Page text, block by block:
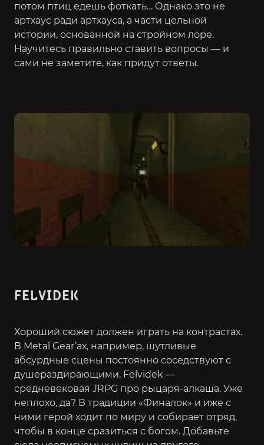
потом птиц едешь фоткать… Однако это не
артхаус ради артхауса, а части цельной
истории, основанной на стройном лоре.
Научитесь правильно ставить вопросы — и
сами не заметите, как придут ответы.
FELVIDEK
Хороший сюжет должен играть на контрастах.
В Metal Gear’ах, например, шутливые
абсурдные сцены постоянно соседствуют с
душераздирающими. Felvidek —
средневековая JRPG про рыцаря-алкаша. Уже
неплохо, да? В традиции «Финалок» и иже с
ними герой ходит по миру и собирает отряд,
чтобы в конце сразиться с богом. Добавьте